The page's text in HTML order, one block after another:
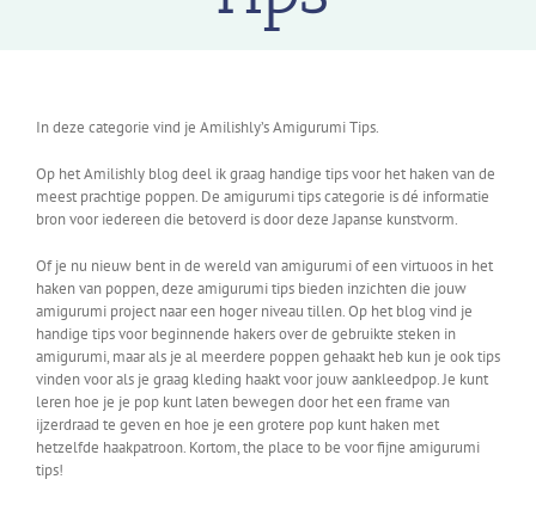
In deze categorie vind je Amilishly’s Amigurumi Tips.
Op het Amilishly blog deel ik graag handige tips voor het haken van de
meest prachtige poppen. De amigurumi tips categorie is dé informatie
bron voor iedereen die betoverd is door deze Japanse kunstvorm.
Of je nu nieuw bent in de wereld van amigurumi of een virtuoos in het
haken van poppen, deze amigurumi tips bieden inzichten die jouw
amigurumi project naar een hoger niveau tillen. Op het blog vind je
handige tips voor beginnende hakers over de gebruikte steken in
amigurumi, maar als je al meerdere poppen gehaakt heb kun je ook tips
vinden voor als je graag kleding haakt voor jouw aankleedpop. Je kunt
leren hoe je je pop kunt laten bewegen door het een frame van
ijzerdraad te geven en hoe je een grotere pop kunt haken met
hetzelfde haakpatroon. Kortom, the place to be voor fijne amigurumi
tips!